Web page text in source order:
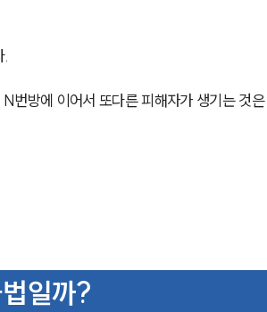
.
번방에 이어서 또다른 피해자가 생기는 것
일까?